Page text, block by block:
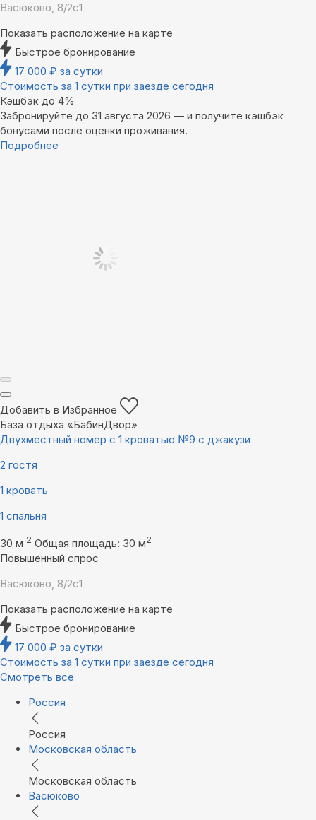
Васюково, 8/2с1
Показать расположение на карте
Быстрое бронирование
17 000 ₽ за сутки
Стоимость за 1 сутки при заезде сегодня
Кэшбэк до 4%
Забронируйте до 31 августа 2026 — и получите кэшбэк
бонусами после оценки проживания.
Подробнее
Добавить в Избранное
База отдыха «БабинДвор»
Двухместный номер с 1 кроватью №9 с джакузи
2 гостя
1 кровать
1 спальня
30 м 2 Общая площадь: 30 м2
Повышенный спрос
Васюково, 8/2с1
Показать расположение на карте
Быстрое бронирование
17 000 ₽ за сутки
Стоимость за 1 сутки при заезде сегодня
Смотреть все
Россия
Россия
Московская область
Московская область
Васюково